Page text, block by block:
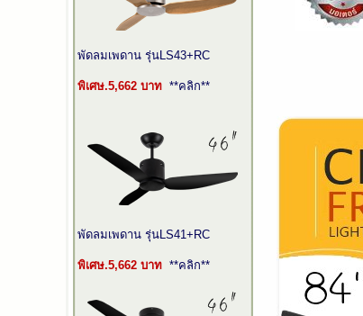
พัดลมเพดาน รุ่นLS43+RC
พิเศษ.5,662บาท **คลิก**
พัดลมเพดาน รุ่นLS41+RC
พิเศษ.5,662บาท **คลิก**